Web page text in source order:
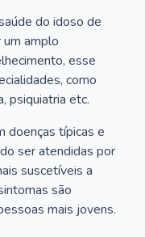
do idoso de
amplo
esse
como
psiquiatria etc.
doenças típicas e
ser atendidas por
suscetíveis a
são
mais jovens.